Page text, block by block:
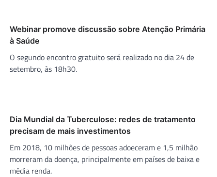
Webinar promove discussão sobre Atenção Primária
à Saúde
O segundo encontro gratuito será realizado no dia 24 de
setembro, às 18h30.
Dia Mundial da Tuberculose: redes de tratamento
precisam de mais investimentos
Em 2018, 10 milhões de pessoas adoeceram e 1,5 milhão
morreram da doença, principalmente em países de baixa e
média renda.